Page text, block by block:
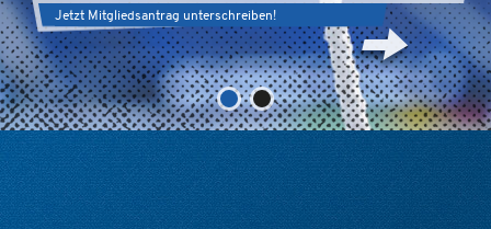
Jetzt Mitgliedsantrag unterschreiben!